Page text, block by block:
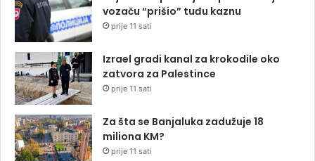
vozaču “prišio” tuđu kaznu
prije 11 sati
Izrael gradi kanal za krokodile oko
zatvora za Palestince
prije 11 sati
Za šta se Banjaluka zadužuje 18
miliona KM?
prije 11 sati